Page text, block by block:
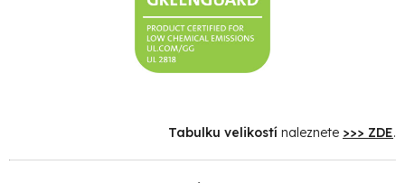
Tabulku velikostí naleznete >>> ZDE.